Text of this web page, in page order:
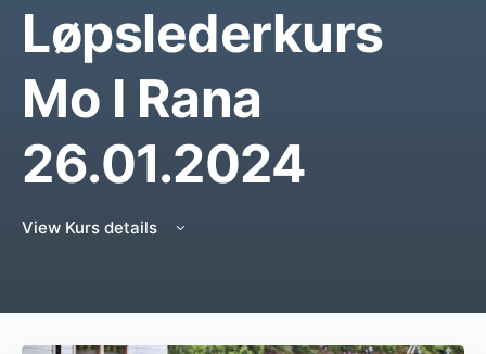
Løpslederkurs
Mo I Rana
26.01.2024
View Kurs details